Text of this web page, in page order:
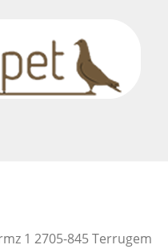
1 2705-845 Terrugem